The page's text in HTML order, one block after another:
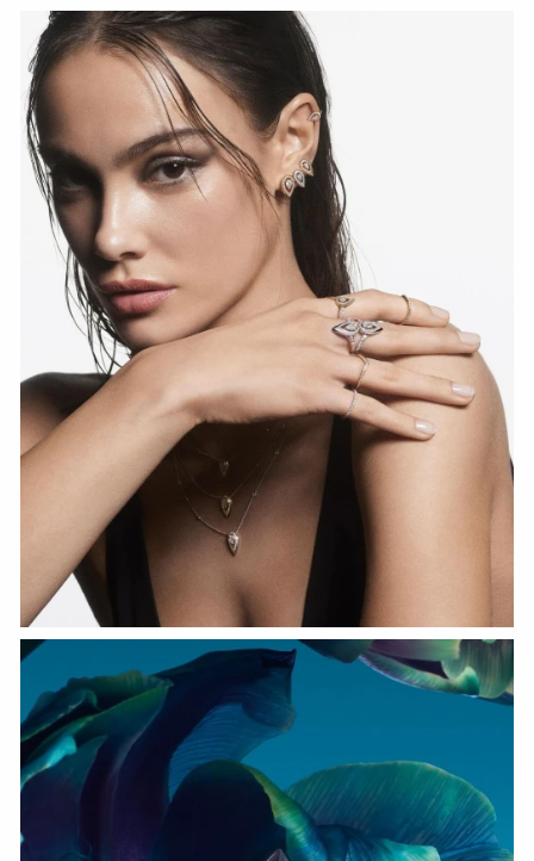
Fiery Diamond Pave Wedding Ring
СМОТРЕТЬ СЕЙЧАС
СМОТРЕТЬ СЕЙЧАС